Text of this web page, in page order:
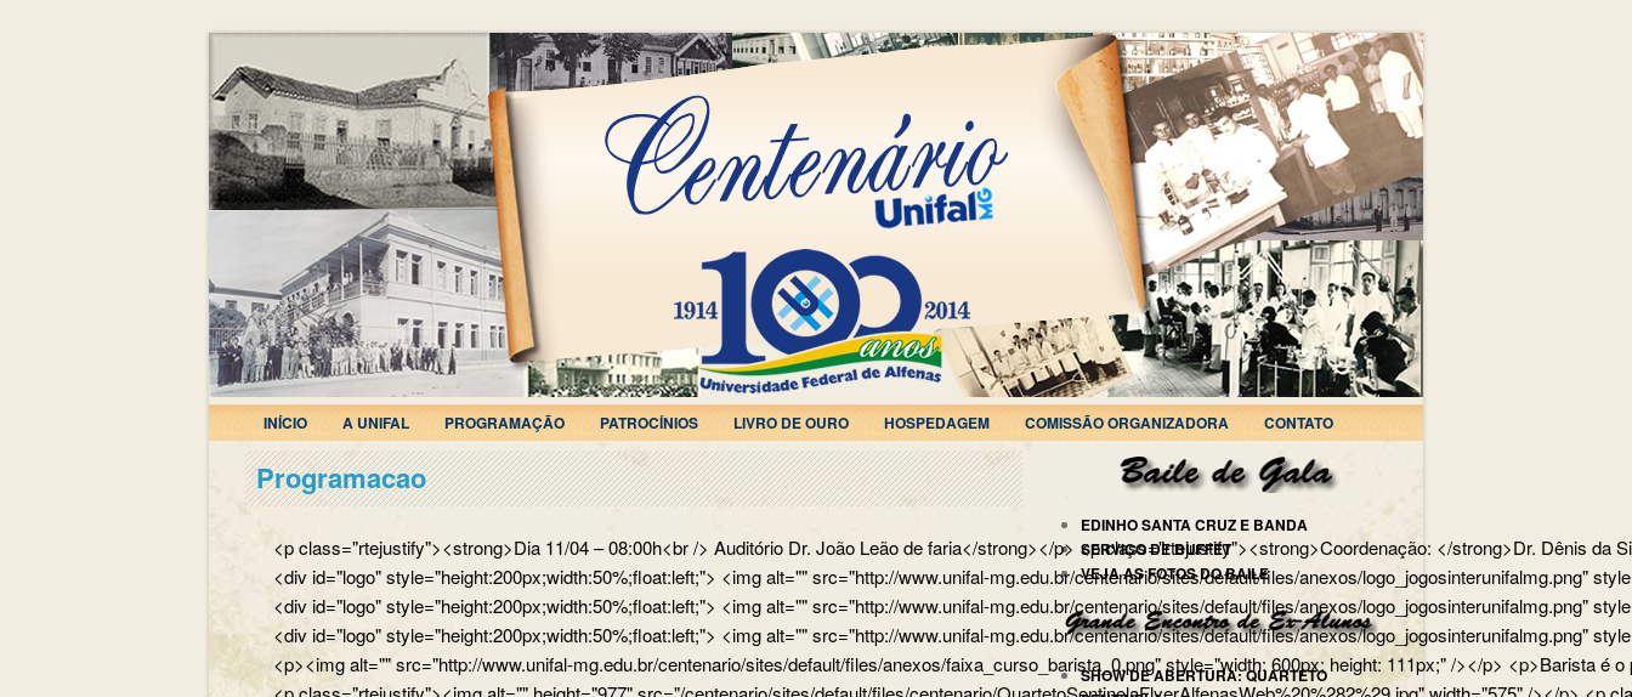
INÍCIO A UNIFAL PROGRAMAÇÃO PATROCÍNIOS LIVRO DE OURO HOSPEDAGEM COMISSÃO ORGANIZADORA CONTATO
Programacao
<p class="rtejustify"><strong>Dia 11/04 – 08:00h<br /> Auditório Dr. João Leão de faria</strong></p> <p class="rtejustify"><strong>Coordenação: </strong>Dr. Dênis
<div id="logo" style="height:200px;width:50%;float:left;"> <img alt="" src="http://www.unifal-mg.edu.br/centenario/sites/default/files/anexos/
<div id="logo" style="height:200px;width:50%;float:left;"> <img alt="" src="http://www.unifal-mg.edu.br/centenario/sites/default/files/anexos/
<div id="logo" style="height:200px;width:50%;float:left;"> <img alt="" src="http://www.unifal-mg.edu.br/centenario/sites/default/files/anexos/
<p><img alt="" src="http://www.unifal-mg.edu.br/centenario/sites/default/files/anexos/faixa_curso_barista_0.png" style="width: 600px; height: 111px;" /></p>
EDINHO SANTA CRUZ E BANDA
SERVIÇO DE BUFFET
VEJA AS FOTOS DO BAILE
SHOW DE ABERTURA: QUARTETO